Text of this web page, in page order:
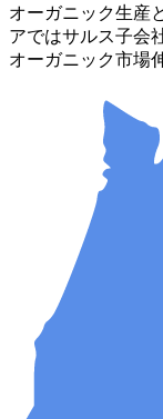
オーガニック生産
アではサルス子会
オーガニック市場